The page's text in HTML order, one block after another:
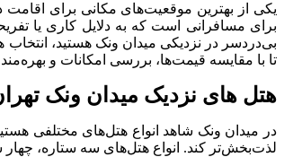
یکی از بهترین موقعیت‌های مکانی برای اقامت
برای مسافرانی است که به دلایل کاری یا
بی‌دردسر در نزدیکی میدان ونک هستید، انتخاب
تا با مقایسه قیمت‌ها، بررسی امکانات و
هتل های نزدیک میدان ونک
در میدان ونک شاهد انواع هتل‌های مختلفی
لذت‌بخش‌تر کند. انواع هتل‌های سه ستاره، چهار